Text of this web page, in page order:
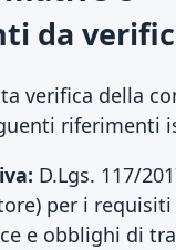
da
verifica della
riferimenti
D.Lgs. 117/
per i
e obblighi di